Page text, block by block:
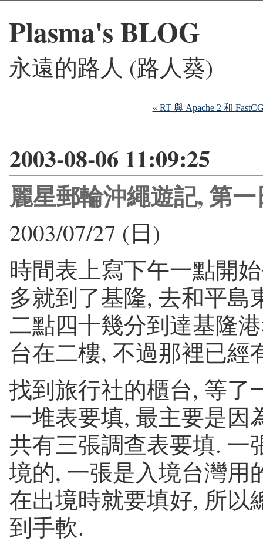
Plasma's BLOG
永遠的路人 (路人葵)
« RT 與 Apache 2 和
2003-08-06 11:09:25
麗星郵輪沖繩遊記, 第一
2003/07/27 (日)
時間表上寫下午一點開
多就到了基隆, 去和平島
二點四十幾分到達基隆
台在二樓, 不過那裡已經
找到旅行社的櫃台, 等了
一堆表要填, 最主要是因
共有三張調查表要填. 一
境的, 一張是入境台灣用
在出境時就要填好, 所以
到手軟.